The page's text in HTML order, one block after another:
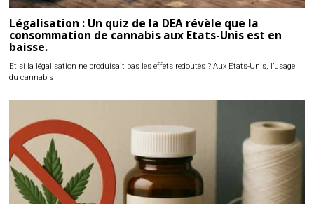
Légalisation : Un quiz de la DEA révèle que la
consommation de cannabis aux Etats-Unis est en
baisse.
Et si la légalisation ne produisait pas les effets redoutés ? Aux États-Unis, l’usage
du cannabis